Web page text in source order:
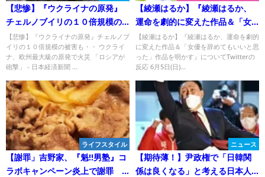
【悲惨】『ウクライナの原発』
チェルノブイリの１０倍規模の
被害も・・
【悲惨】『ウクライナの原発』チェルノブ
イリの１０倍規模の被害も・・ ウクライ
ナ、欧州最大級の原発で火災 「ロシアが
砲撃」 - 日本経済新聞 ...
【綾瀬はるか】『綾瀬はるか、
運命を劇的に変えた作品＆「女
優を辞めてもいいと思った」作
品を明かす』についてTwitterの
反応
【綾瀬はるか】『綾瀬はるか、運命を劇的
に変えた作品＆「女優を辞めてもいいと思
った」作品を明かす』についてTwitterの
反応 6月5日(日)...
ライフスタイル
【謝罪」吉野家、『魁!!男塾』コ
ラボキャンペーン炎上で謝罪 6
ニュース
【期待薄！】尹政権で「日韓関
係は良くなる」と考える日本人